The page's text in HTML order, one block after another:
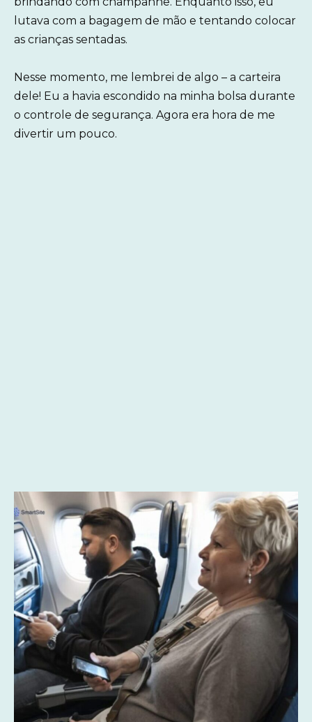
lutava com a bagagem de mão e tentando colocar
as crianças sentadas.
Nesse momento, me lembrei de algo – a carteira
dele! Eu a havia escondido na minha bolsa durante
o controle de segurança. Agora era hora de me
divertir um pouco.